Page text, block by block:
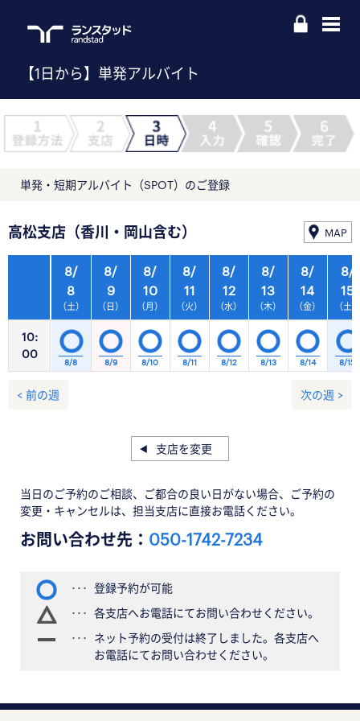
【1日から】単発アルバイト
単発・短期アルバイト（SPOT）のご登録
高松支店（香川・岡山含む） MAP
10:
00
8/
8
（土）
8/
9
（日）
8/
10
（月）
8/
11
（火）
8/
12
（水）
8/
13
（木）
8/
14
（金）
8/8 8/9 8/10 8/11 8/12 8/13 8/14
8/
15
（土）
8/15
< 前の週 次の週 >
支店を変更
当日のご予約のご相談、ご都合の良い日がない場合、ご予約の
変更・キャンセルは、担当支店に直接お電話ください。
お問い合わせ先： 050-1742-7234
登録予約が可能
各支店へお電話にてお問い合わせください。
ネット予約の受付は終了しました。各支店へ
お電話にてお問い合わせください。